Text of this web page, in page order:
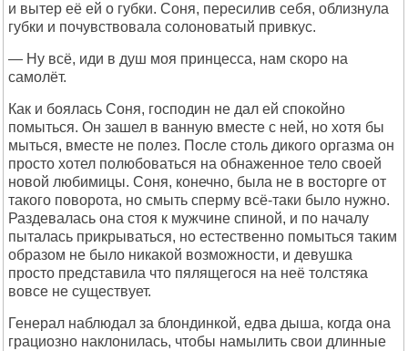
и вытер её ей о губки. Соня, пересилив себя, облизнула
губки и почувствовала солоноватый привкус.
— Ну всё, иди в душ моя принцесса, нам скоро на
самолёт.
Как и боялась Соня, господин не дал ей спокойно
помыться. Он зашел в ванную вместе с ней, но хотя бы
мыться, вместе не полез. После столь дикого оргазма он
просто хотел полюбоваться на обнаженное тело своей
новой любимицы. Соня, конечно, была не в восторге от
такого поворота, но смыть сперму всё-таки было нужно.
Раздевалась она стоя к мужчине спиной, и по началу
пыталась прикрываться, но естественно помыться таким
образом не было никакой возможности, и девушка
просто представила что пялящегося на неё толстяка
вовсе не существует.
Генерал наблюдал за блондинкой, едва дыша, когда она
грациозно наклонилась, чтобы намылить свои длинные